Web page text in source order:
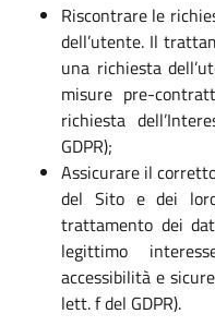
Riscontrare le
dell’utente. Il
una richiesta
misure pre-
richiesta
GDPR);
Assicurare il
del Sito e dei
trattamento dei
legittimo
accessibilità e
lett. f del GDPR).